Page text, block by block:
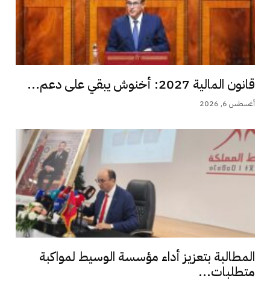
قانون المالية 2027: أخنوش يبقي على دعم...
أغسطس 6, 2026
المطالبة بتعزيز أداء مؤسسة الوسيط لمواكبة
متطلبات...